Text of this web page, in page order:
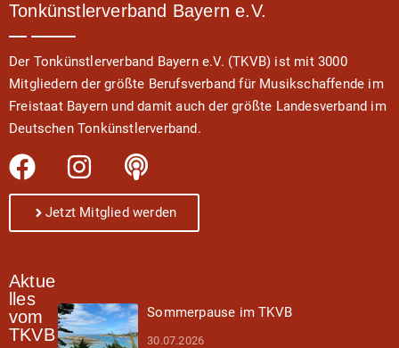
Tonkünstlerverband Bayern e.V.
Der Tonkünstlerverband Bayern e.V. (TKVB) ist mit 3000
Mitgliedern der größte Berufsverband für Musikschaffende im
Freistaat Bayern und damit auch der größte Landesverband im
Deutschen Tonkünstlerverband.
Jetzt Mitglied werden
Aktue
lles
vom
TKVB
Sommerpause im TKVB
30.07.2026